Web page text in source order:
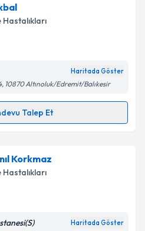
randevu takvimi talebi
randevu almanız için bir
e-posta ile bilgilendireceğiz.
işlenmesine ilişkin
kişisel verilerimin belirtilen
Talebini Gönder
Hastalıkları
Haritada Göster
10870 Altınoluk/Edremit/Balıkesir
Talep Et
Talebi
randevu takvimi talebi
randevu almanız için bir
e-posta ile bilgilendireceğiz.
Korkmaz
Hastalıkları
Haritada Göster